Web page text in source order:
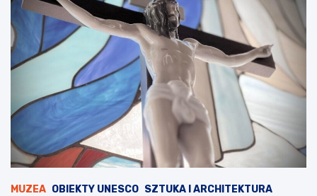
MUZEA OBIEKTY UNESCO SZTUKA I ARCHITEKTURA